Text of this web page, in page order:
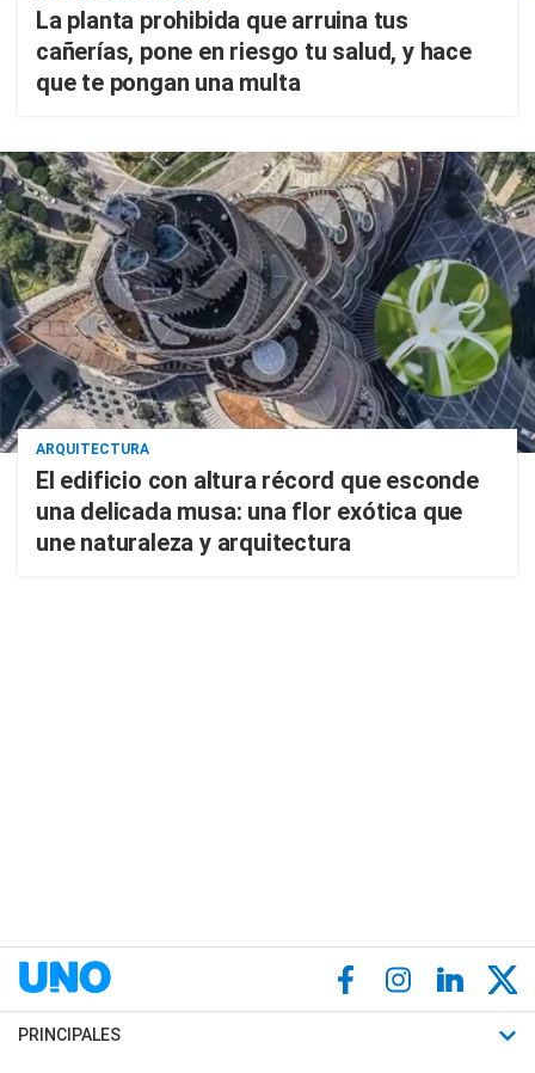
La planta prohibida que arruina tus
cañerías, pone en riesgo tu salud, y hace
que te pongan una multa
ARQUITECTURA
El edificio con altura récord que esconde
una delicada musa: una flor exótica que
une naturaleza y arquitectura
PRINCIPALES